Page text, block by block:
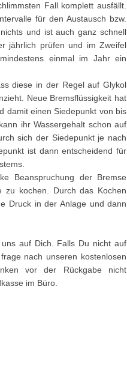
Fall komplett ausfällt.
für den Austausch bzw.
und ist auch ganz schnell
jährlich prüfen und im Zweifel
einmal im Jahr ein
diese in der Regel auf Glykol
Neue Bremsflüssigkeit hat
damit einen Siedepunkt von bis
ihr Wassergehalt schon auf
sich der Siedepunkt je nach
ist dann entscheidend für
Beanspruchung der Bremse
zu kochen. Durch das Kochen
Druck in der Anlage und dann
auf Dich. Falls Du nicht auf
nach unseren kostenlosen
vor der Rückgabe nicht
im Büro.